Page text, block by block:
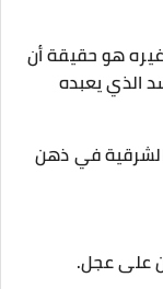
هو حقيقة أن
الذي يعبده
في ذهن
على عجل.